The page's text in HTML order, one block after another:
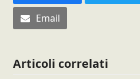
Email
Articoli correlati